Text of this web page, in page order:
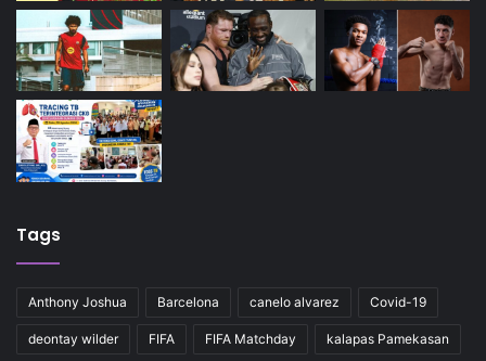
Tags
Anthony Joshua Barcelona canelo alvarez Covid-19
deontay wilder FIFA FIFA Matchday kalapas Pamekasan